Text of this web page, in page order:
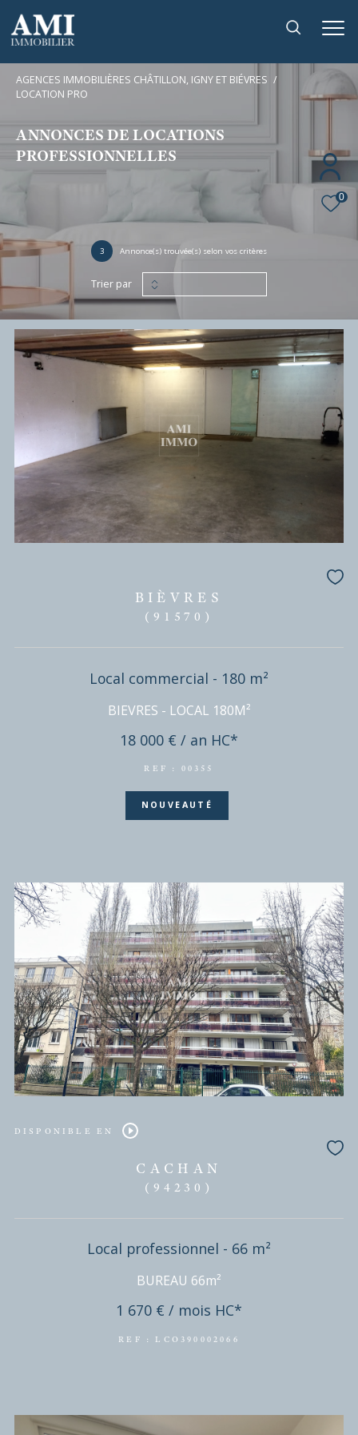
0
AGENCES IMMOBILIÈRES CHÂTILLON, IGNY ET BIÉVRES
LOCATION PRO
ANNONCES DE LOCATIONS
PROFESSIONNELLES
3 Annonce(s) trouvée(s) selon vos critères
Trier par
BIÈVRES
Local commercial - 180 m²
BIEVRES - LOCAL 180M²
NOUVEAUTÉ
CACHAN
(94230)